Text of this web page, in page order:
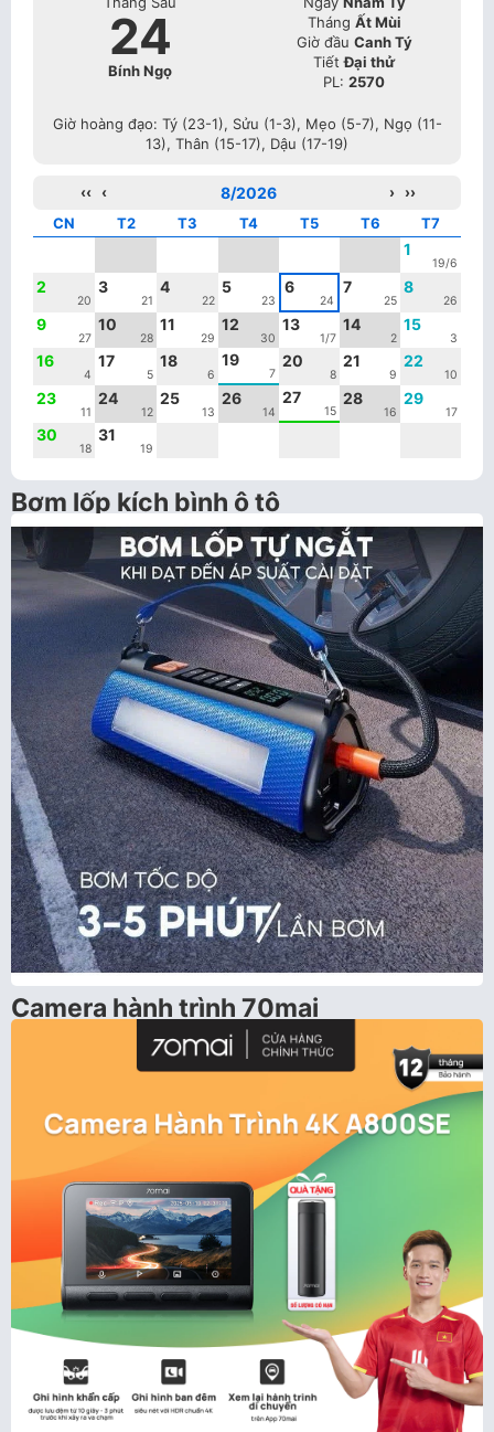
24
Bính Ngọ
Tháng Ất Mùi
Giờ đầu Canh Tý
TiếtĐại thử
PL: 2570
Giờ hoàng đạo: Tý (23-1), Sửu (1-3), Mẹo (5-7), Ngọ (11-
13), Thân (15-17), Dậu (17-19)
‹‹ ‹ 8/2026 ›
››
CN
T2 T3 T4 T5 T6 T7
1
19/6
2
20
3
21
4
22
5
23
6
24
7
25
8
26
9
27
10
28
11
29
12
30
13
1/7
14
2
15
3
16
4
17
5
18
6
19
7
20
8
21
9
22
10
23
11
24
12
25
13
26
14
27
15
28
16
29
17
30
18
31
19
Bơm lốp kích bình ô tô
Camera hành trình 70mai